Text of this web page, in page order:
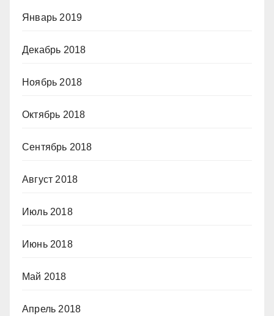
Январь 2019
Декабрь 2018
Ноябрь 2018
Октябрь 2018
Сентябрь 2018
Август 2018
Июль 2018
Июнь 2018
Май 2018
Апрель 2018